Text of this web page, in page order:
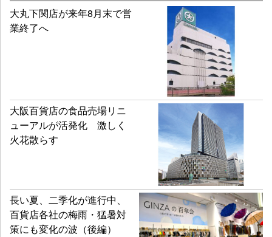
大丸下関店が来年8月末で営
業終了へ
大阪百貨店の食品売場リニ
ューアルが活発化 激しく
火花散らす
長い夏、二季化が進行中、
百貨店各社の梅雨・猛暑対
策にも変化の波（後編）